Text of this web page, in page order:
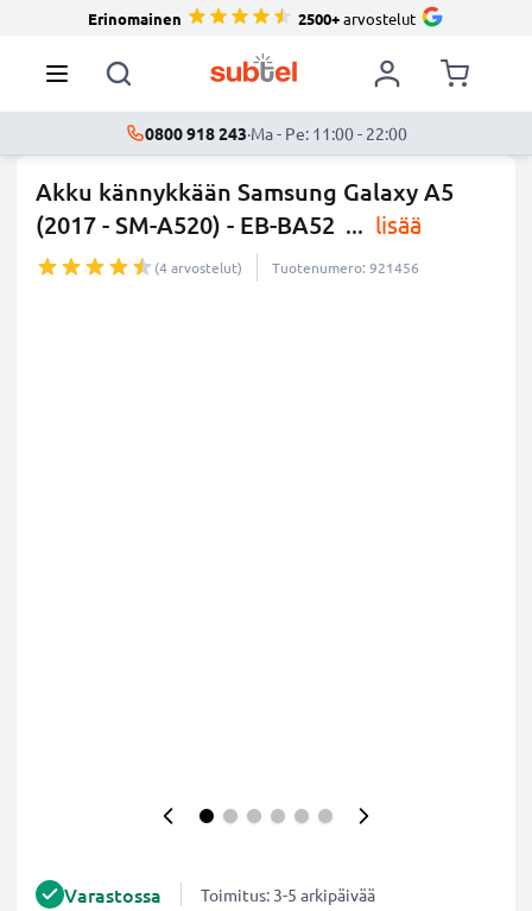
Erinomainen 2500+arvostelut
0800 918 243·Ma - Pe: 11:00 - 22:00
Akku kännykkään Samsung Galaxy A5
(2017 - SM-A520) - EB-BA52 ... lisää
(4 arvostelut) Tuotenumero: 921456
Varastossa Toimitus: 3-5 arkipäivää